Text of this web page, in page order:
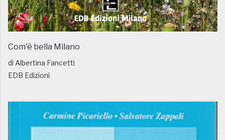
Com'è bella Milano
di Albertina Fancetti
EDB Edizioni